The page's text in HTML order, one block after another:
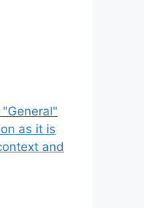
as it is
and